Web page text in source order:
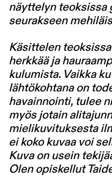
näyttelyn teoksissa
seurakseen
Käsittelen
herkkää ja
kulumista. Vaikka
lähtökohtana on
havainnointi, tulee
myös jotain
mielikuvituksesta
ei koko kuvaa voi
Kuva on usein
Olen opiskellut